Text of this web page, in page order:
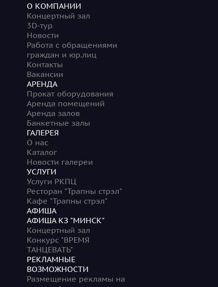
О КОМПАНИИ
Концертный зал
3D-тур
Новости
Работа с обращениями
граждан и юр.лиц
Контакты
Вакансии
АРЕНДА
Прокат оборудования
Аренда помещений
Аренда залов
Банкетные залы
ГАЛЕРЕЯ
О нас
Каталог
Новости галереи
УСЛУГИ
Услуги РКПЦ
Ресторан "Трапны стрэл"
Кафе "Трапны стрэл"
АФИША
АФИША КЗ "МИНСК"
Концертный зал
Конкурс "ВРЕМЯ
ТАНЦЕВАТЬ"
РЕКЛАМНЫЕ
ВОЗМОЖНОСТИ
Размещение рекламы на